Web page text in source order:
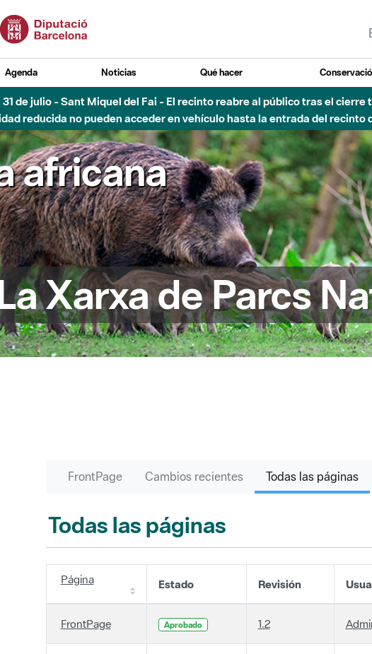
Agenda Noticias Qué hacer
de julio - Sant Miquel del Fai - El recinto reabre al público tras el
reducida no pueden acceder en vehículo hasta la entrada del recinto
africana
Xarxa de Parcs
FrontPage Cambios recientes Todas las páginas
Todas las páginas
Página Estado Revisión
FrontPage Aprobado 1.2